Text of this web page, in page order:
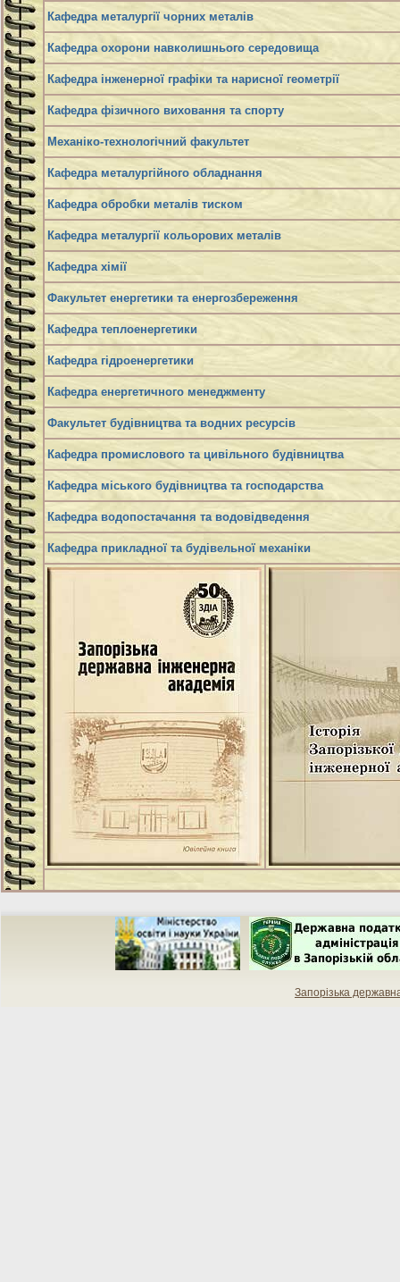
Кафедра металургії чорних металів
Кафедра охорони навколишнього середовища
Кафедра інженерної графіки та нарисної геометрії
Кафедра фізичного виховання та спорту
Механіко-технологічний факультет
Кафедра металургійного обладнання
Кафедра обробки металів тиском
Кафедра металургії кольорових металів
Кафедра хімії
Факультет енергетики та енергозбереження
Кафедра теплоенергетики
Кафедра гідроенергетики
Кафедра енергетичного менеджменту
Факультет будівництва та водних ресурсів
Кафедра промислового та цивільного будівництва
Кафедра міського будівництва та господарства
Кафедра водопостачання та водовідведення
Кафедра прикладної та будівельної механіки
Запорізька